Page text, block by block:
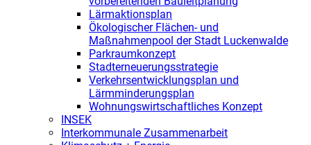
Lärmaktionsplan
Ökologischer Flächen- und
Maßnahmenpool der Stadt Luckenwalde
Parkraumkonzept
Stadterneuerungsstrategie
Verkehrsentwicklungsplan und
Lärmminderungsplan
Wohnungswirtschaftliches Konzept
INSEK
Interkommunale Zusammenarbeit